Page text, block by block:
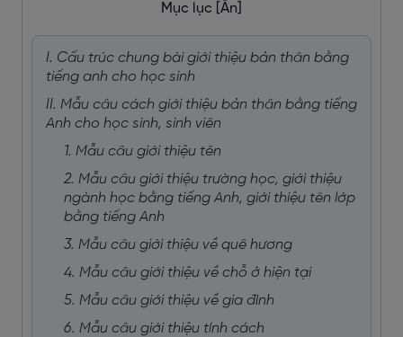
Mục lục [Ẩn]
I. Cấu trúc chung bài giới thiệu bản thân bằng
tiếng anh cho học sinh
II. Mẫu câu cách giới thiệu bản thân bằng tiếng
Anh cho học sinh, sinh viên
1. Mẫu câu giới thiệu tên
2. Mẫu câu giới thiệu trường học, giới thiệu
ngành học bằng tiếng Anh, giới thiệu tên lớp
bằng tiếng Anh
3. Mẫu câu giới thiệu về quê hương
4. Mẫu câu giới thiệu về chỗ ở hiện tại
5. Mẫu câu giới thiệu về gia đình
6. Mẫu câu giới thiệu tính cách